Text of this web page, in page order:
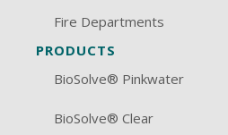
Fire Departments
PRODUCTS
BioSolve® Pinkwater
BioSolve® Clear